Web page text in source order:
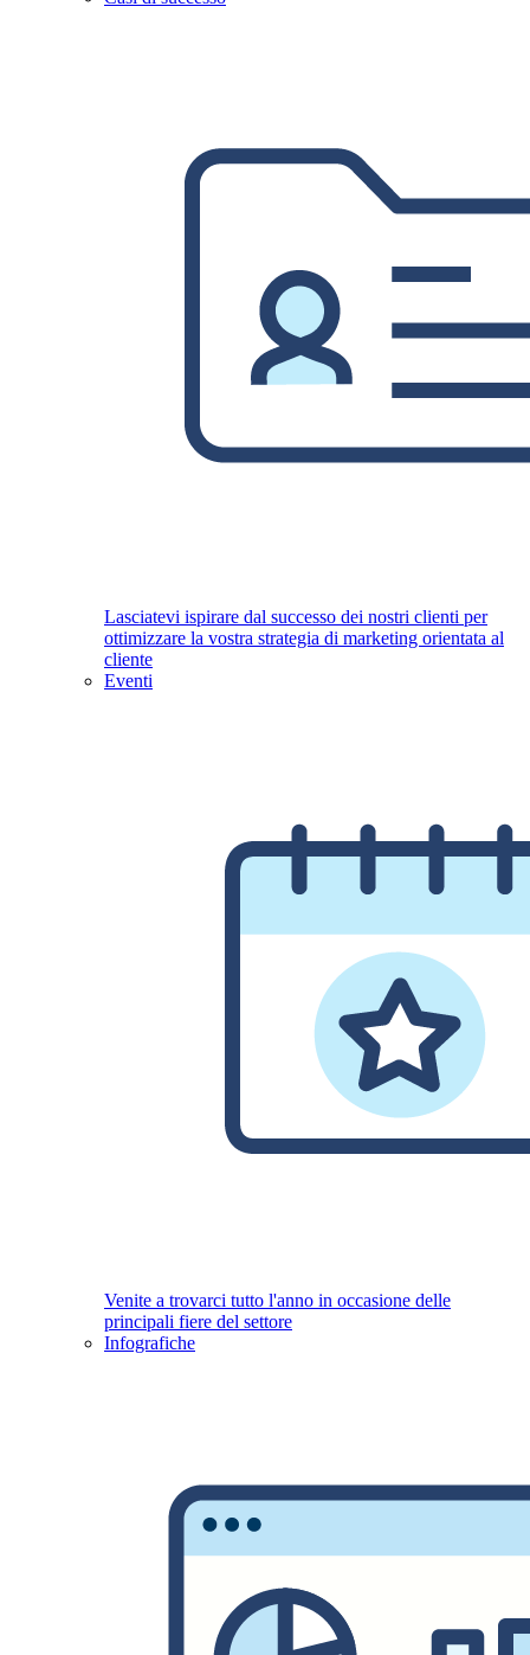
Lasciatevi ispirare dal successo dei nostri clienti per
ottimizzare la vostra strategia di marketing orientata al
cliente
Eventi
Venite a trovarci tutto l'anno in occasione delle
principali fiere del settore
Infografiche